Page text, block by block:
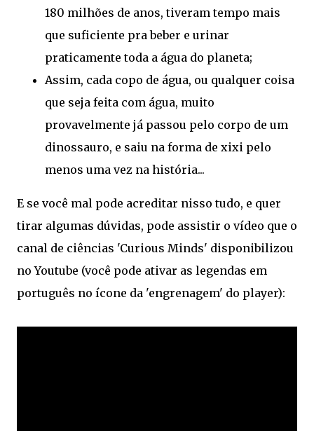
180 milhões de anos, tiveram tempo mais
que suficiente pra beber e urinar
praticamente toda a água do planeta;
Assim, cada copo de água, ou qualquer coisa
que seja feita com água, muito
provavelmente já passou pelo corpo de um
dinossauro, e saiu na forma de xixi pelo
menos uma vez na história...
E se você mal pode acreditar nisso tudo, e quer
tirar algumas dúvidas, pode assistir o vídeo que o
canal de ciências 'Curious Minds' disponibilizou
no Youtube (você pode ativar as legendas em
português no ícone da 'engrenagem' do player):